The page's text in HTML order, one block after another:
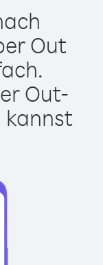
Out
Out-
kannst